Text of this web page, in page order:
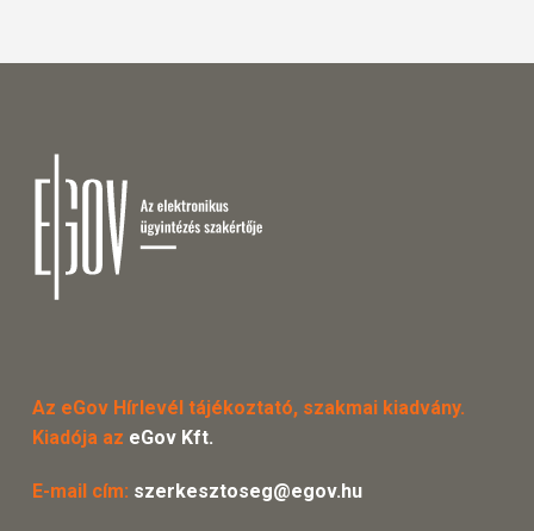
Az eGov Hírlevél tájékoztató, szakmai kiadvány.
Kiadója az eGov Kft.
E-mail cím: szerkesztoseg@egov.hu